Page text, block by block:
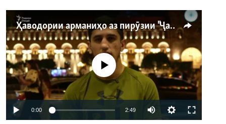
Ҳаводории арманиҳо аз пирӯзии "Ҷаллод"-и тоҷик
Феълан кор намекунад
0:00 2:49